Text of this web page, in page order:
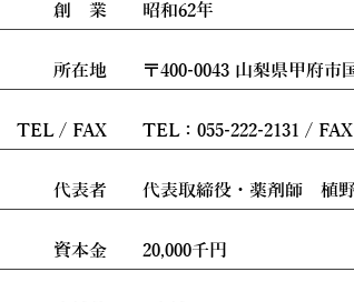
創 業 昭和62年
所在地 〒400-0043 山梨県甲府市
TEL / FAX TEL：055-222-2131 / FAX
代表者 代表取締役・薬剤師 植
資本金 20,000千円